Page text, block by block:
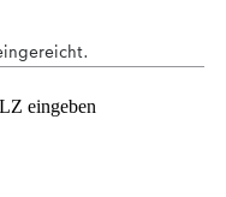
eingeben